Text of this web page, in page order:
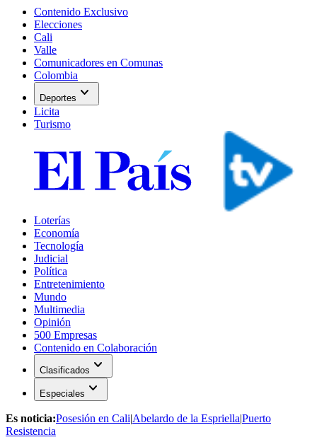
Contenido Exclusivo
Elecciones
Cali
Valle
Comunicadores en Comunas
Colombia
Deportes expand_more
Licita
Turismo
Loterías
Economía
Tecnología
Judicial
Política
Entretenimiento
Mundo
Multimedia
Opinión
500 Empresas
Contenido en Colaboración
Clasificados expand_more
Especiales expand_more
Es noticia:Posesión en Cali|Abelardo de la Espriella|Puerto
Resistencia